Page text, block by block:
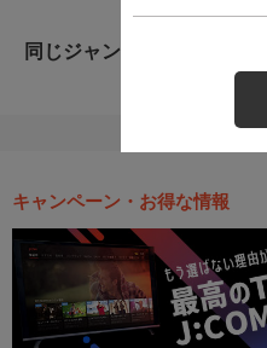
同じジャンルのおすすめ番組
キャンペーン・お得な情報